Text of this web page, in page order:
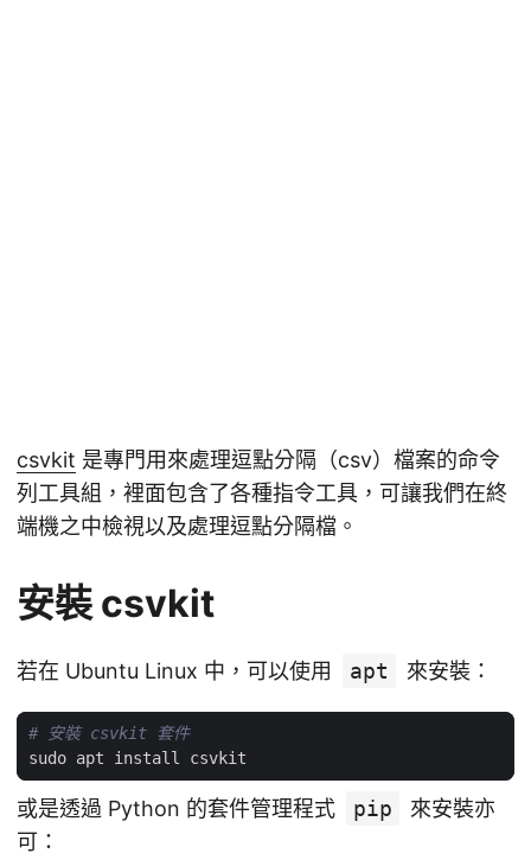
csvkit 是專門用來處理逗點分隔（csv）檔案的命令
列工具組，裡面包含了各種指令工具，可讓我們在終
端機之中檢視以及處理逗點分隔檔。
安裝 csvkit
若在 Ubuntu Linux 中，可以使用 apt 來安裝：
# 安裝 csvkit 套件
或是透過 Python 的套件管理程式 pip
來安裝亦
可：